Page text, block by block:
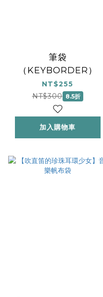
筆袋
（KEYBORDER）
NT$255
NT$300 8.5折
加入購物車